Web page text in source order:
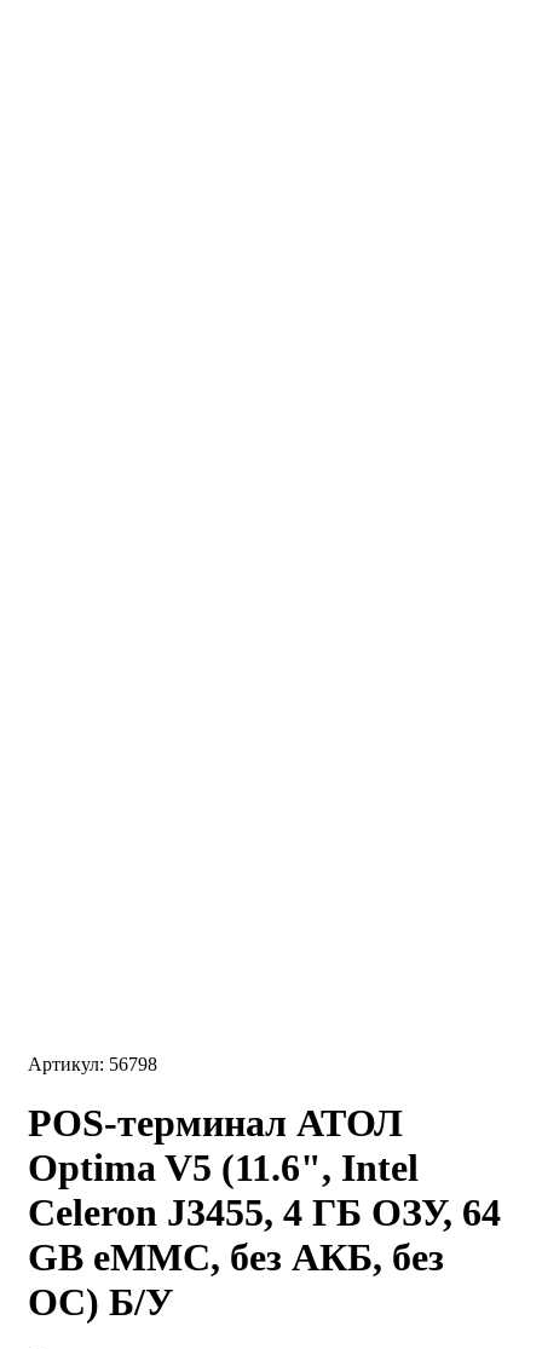
Артикул: 56798
POS-терминал АТОЛ
Optima V5 (11.6", Intel
Celeron J3455, 4 ГБ ОЗУ, 64
GB eMMC, без АКБ, без
ОС) Б/У